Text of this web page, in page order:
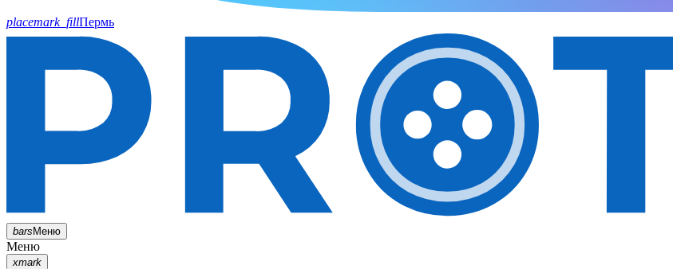
placemark_fillПермь
barsМеню
Меню
xmark